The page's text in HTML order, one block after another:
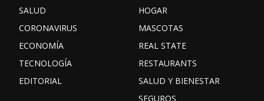
SALUD
CORONAVIRUS
ECONOMÍA
TECNOLOGÍA
EDITORIAL
HOGAR
MASCOTAS
REAL STATE
RESTAURANTS
SALUD Y BIENESTAR
SEGUROS